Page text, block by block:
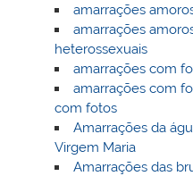
amarrações
amarrações
heterossexuais
amarrações com
amarrações com
com fotos
Amarrações da
Virgem Maria
Amarrações das